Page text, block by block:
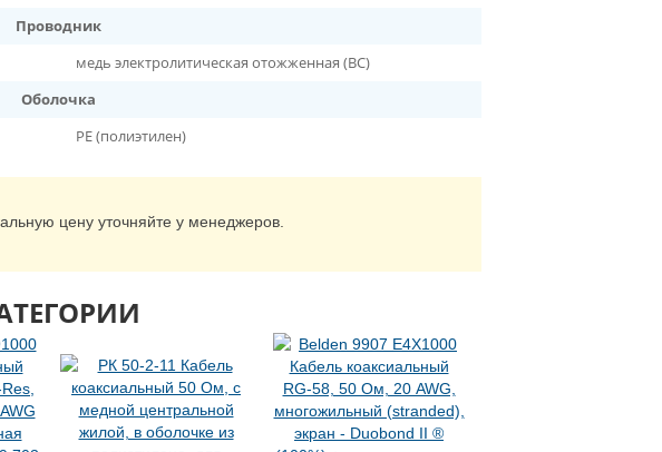
Проводник
медь электролитическая отожженная (BC)
Оболочка
PE (полиэтилен)
цену уточняйте у менеджеров.